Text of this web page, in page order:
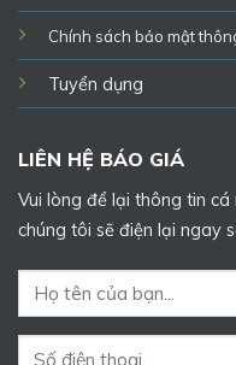
Chính sách bảo mật
Tuyển dụng
LIÊN HỆ BÁO GIÁ
Vui lòng để lại thông tin cá
chúng tôi sẽ điện lại ngay